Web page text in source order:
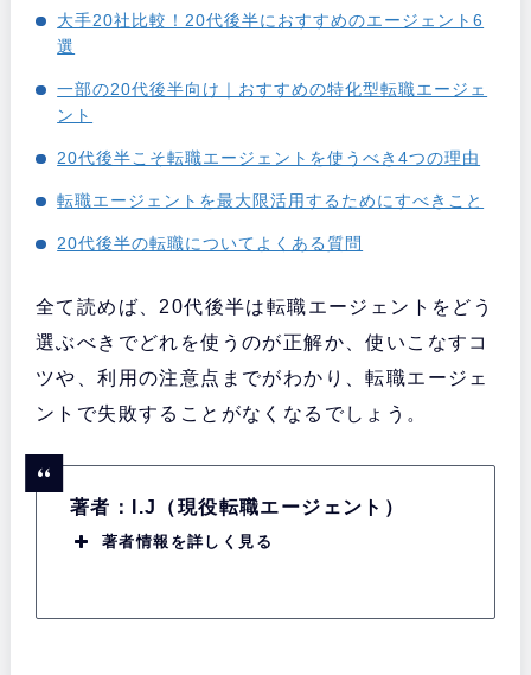
大手20社比較！20代後半におすすめのエージェント6
選
一部の20代後半向け｜おすすめの特化型転職エージェ
ント
20代後半こそ転職エージェントを使うべき4つの理由
転職エージェントを最大限活用するためにすべきこと
20代後半の転職についてよくある質問
全て読めば、20代後半は転職エージェントをどう
選ぶべきでどれを使うのが正解か、使いこなすコ
ツや、利用の注意点までがわかり、転職エージェ
ントで失敗することがなくなるでしょう。
著者：I.J（現役転職エージェント）
著者情報を詳しく見る